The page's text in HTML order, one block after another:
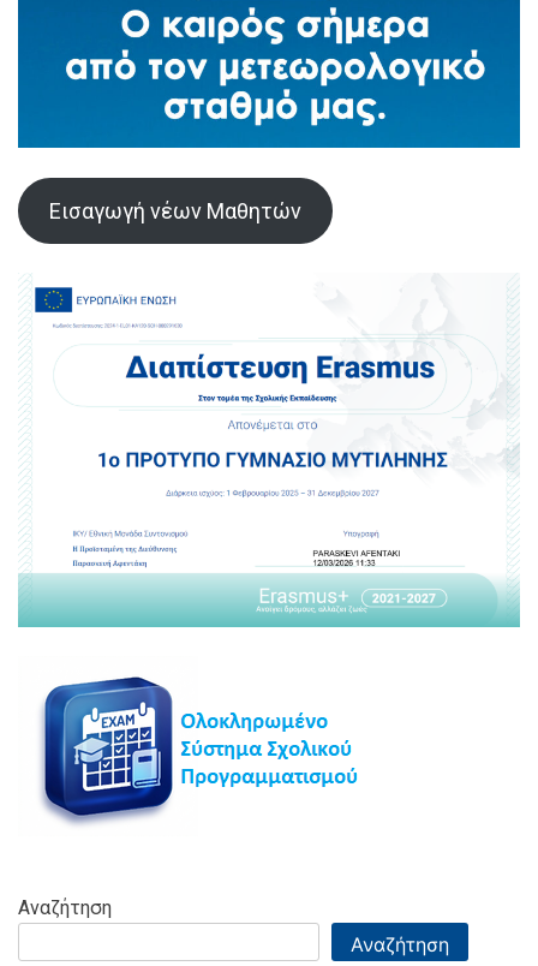
Εισαγωγή νέων Μαθητών
Αναζήτηση
Αναζήτηση